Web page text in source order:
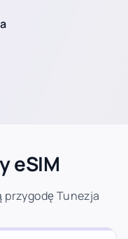
eSIM
przygodę Tunezja